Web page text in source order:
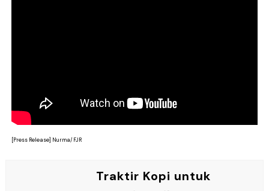
[Press Release] Nurma/FJR
Traktir Kopi untuk